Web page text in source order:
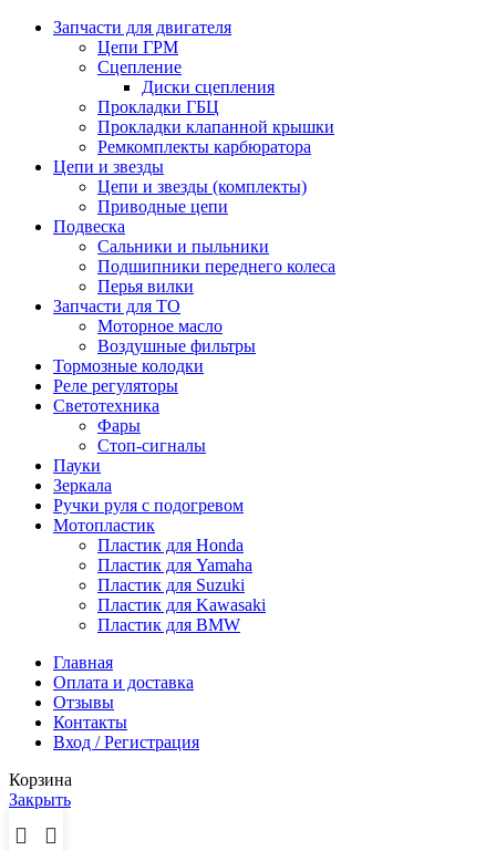
Запчасти для двигателя
Цепи ГРМ
Сцепление
Диски сцепления
Прокладки ГБЦ
Прокладки клапанной крышки
Ремкомплекты карбюратора
Цепи и звезды
Цепи и звезды (комплекты)
Приводные цепи
Подвеска
Сальники и пыльники
Подшипники переднего колеса
Перья вилки
Запчасти для ТО
Моторное масло
Воздушные фильтры
Тормозные колодки
Реле регуляторы
Cветотехника
Фары
Стоп-сигналы
Пауки
Зеркала
Ручки руля с подогревом
Мотопластик
Пластик для Honda
Пластик для Yamaha
Пластик для Suzuki
Пластик для Kawasaki
Пластик для BMW
Главная
Оплата и доставка
Отзывы
Контакты
Вход / Регистрация
Корзина
Закрыть